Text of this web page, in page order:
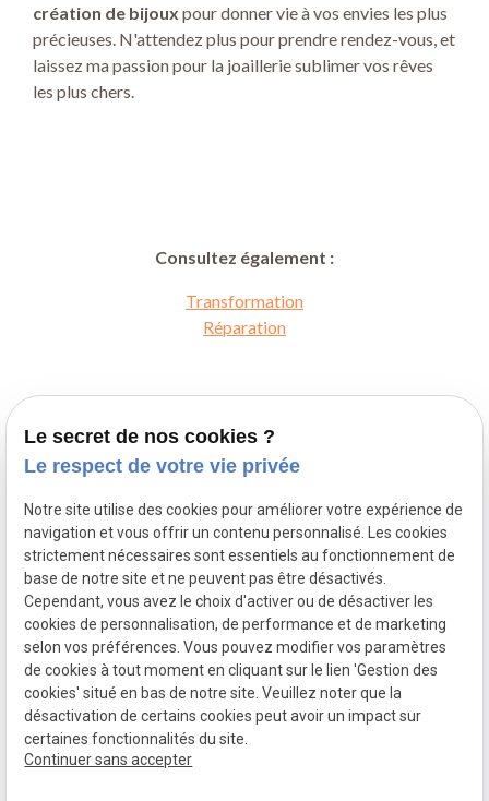
création de bijoux pour donner vie à vos envies les plus
précieuses. N'attendez plus pour prendre rendez-vous, et
laissez ma passion pour la joaillerie sublimer vos rêves
les plus chers.
Consultez également :
Transformation
Réparation
Contact
02 49 88 40 74
9 rue Marceau49100 Angers
Atelier ouvert du mardi au vendredi
de 10h à 13h et 14h à 18h30 , le samedi de 10h à 13 et le
samedi après-midi uniquement sur rendez-vous.
Le secret de nos cookies ?
Le respect de votre vie privée
Notre site utilise des cookies pour améliorer votre expérience de
navigation et vous offrir un contenu personnalisé. Les cookies
strictement nécessaires sont essentiels au fonctionnement de
base de notre site et ne peuvent pas être désactivés.
Cependant, vous avez le choix d'activer ou de désactiver les
cookies de personnalisation, de performance et de marketing
selon vos préférences. Vous pouvez modifier vos paramètres
de cookies à tout moment en cliquant sur le lien 'Gestion des
cookies' situé en bas de notre site. Veuillez noter que la
désactivation de certains cookies peut avoir un impact sur
certaines fonctionnalités du site.
Continuer sans accepter